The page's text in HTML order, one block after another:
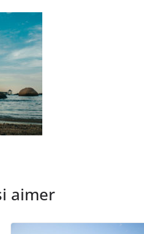
aimer